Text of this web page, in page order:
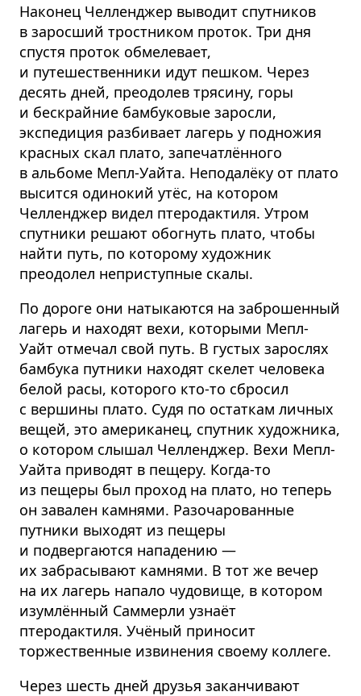
Наконец Челленджер выводит спутников
в заросший тростником проток. Три дня
спустя проток обмелевает,
и путешественники идут пешком. Через
десять дней, преодолев трясину, горы
и бескрайние бамбуковые заросли,
экспедиция разбивает лагерь у подножия
красных скал плато, запечат­лённого
в альбоме Мепл-Уайта. Неподалёку от плато
высится одинокий утёс, на котором
Челленджер видел птеродактиля. Утром
спутники решают обогнуть плато, чтобы
найти путь, по которому художник
преодолел неприступные скалы.
По дороге они натыкаются на заброшенный
лагерь и находят вехи, которыми Мепл-
Уайт отмечал свой путь. В густых зарослях
бамбука путники находят скелет человека
белой расы, которого кто-то сбросил
с вершины плато. Судя по остаткам личных
вещей, это американец, спутник художника,
о котором слышал Челленджер. Вехи Мепл-
Уайта приводят в пещеру. Когда-то
из пещеры был проход на плато, но теперь
он завален камнями. Разочарованные
путники выходят из пещеры
и подвергаются нападению —
их забрасывают камнями. В тот же вечер
на их лагерь напало чудовище, в котором
изумлённый Саммерли узнаёт
птеродактиля. Учёный приносит
торжественные извинения своему коллеге.
Через шесть дней друзья заканчивают